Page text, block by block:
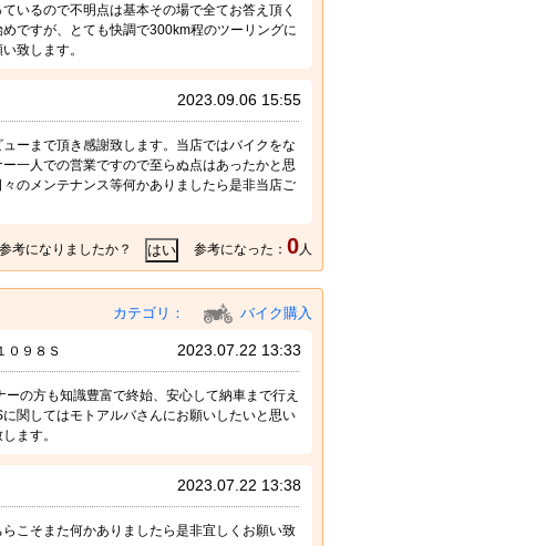
いるので不明点は基本その場で全てお答え頂く
ですが、とても快調で300km程のツーリングに
致します。
2023.09.06 15:55
ーまで頂き感謝致します。当店ではバイクをな
一人での営業ですので至らぬ点はあったかと思
のメンテナンス等何かありましたら是非当店ご
考になりましたか？ 参考になった： 0人
カテゴリ： バイク購入
０９８Ｓ 2023.07.22 13:33
の方も知識豊富で終始、安心して納車まで行え
関してはモトアルバさんにお願いしたいと思い
ます。
2023.07.22 13:38
こそまた何かありましたら是非宜しくお願い致